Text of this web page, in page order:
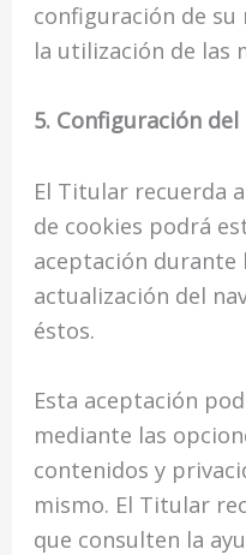
configuración de su
la utilización de las
5. Configuración
El Titular recuerda
de cookies podrá
aceptación durante
actualización del
éstos.
Esta aceptación
mediante las
contenidos y
mismo. El Titular
que consulten la